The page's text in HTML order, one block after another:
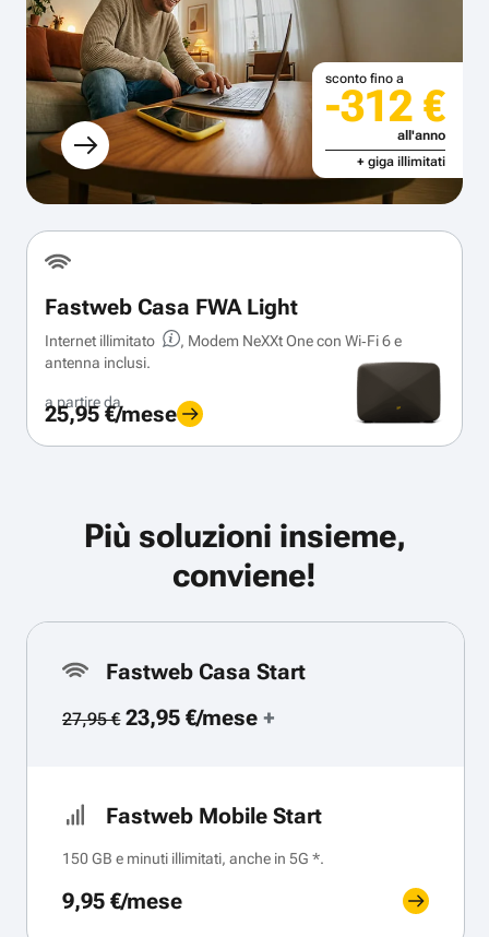
sconto fino a
-312 €
all'anno
+ giga illimitati
Fastweb Casa FWA Light
Internet illimitato
, Modem NeXXt One con Wi‑Fi 6 e
antenna inclusi.
a partire da
25,95 €/mese
Più soluzioni insieme,
conviene!
Fastweb Casa Start
27,95 €23,95 €/mese+
Fastweb Mobile Start
150 GB e minuti illimitati, anche in 5G *.
9,95 €/mese